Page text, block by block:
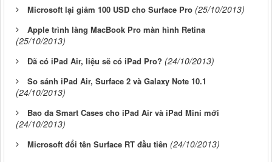
Microsoft lại giảm 100 USD cho Surface Pro (25/10/2013)
Apple trình làng MacBook Pro màn hình Retina
(25/10/2013)
Đã có iPad Air, liệu sẽ có iPad Pro? (24/10/2013)
So sánh iPad Air, Surface 2 và Galaxy Note 10.1
(24/10/2013)
Bao da Smart Cases cho iPad Air và iPad Mini mới
(24/10/2013)
Microsoft đổi tên Surface RT đầu tiên (24/10/2013)